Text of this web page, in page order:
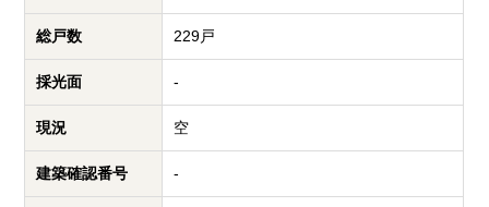
総戸数 229戸
採光面 -
現況 空
建築確認番号 -